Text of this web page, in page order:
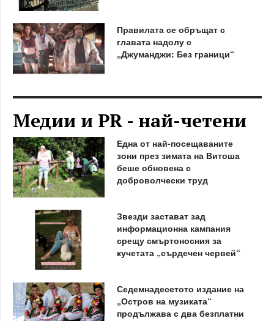
Правилата се обръщат с
главата надолу с
„Джуманджи: Без граници“
Медии и PR - най-четени
Една от най-посещаваните
зони през зимата на Витоша
беше обновена с
доброволчески труд
Звезди застават зад
информационна кампания
срещу смъртоносния за
кучетата „сърдечен червей“
Седемнадесетото издание на
„Остров на музиката“
продължава с два безплатни